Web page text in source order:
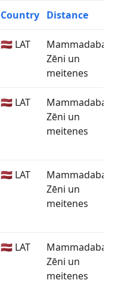
Country Distance
🇱🇻 LAT
Mammadaba
Zēni un
meitenes
🇱🇻 LAT
Mammadaba
Zēni un
meitenes
🇱🇻 LAT
Mammadaba
Zēni un
meitenes
🇱🇻 LAT
Mammadaba
Zēni un
meitenes